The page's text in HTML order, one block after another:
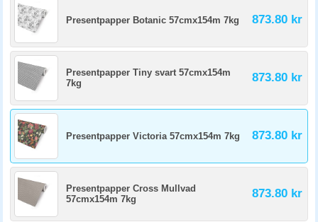
Presentpapper Botanic 57cmx154m 7kg 873.80 kr
Presentpapper Tiny svart 57cmx154m
7kg
873.80 kr
Presentpapper Victoria 57cmx154m 7kg 873.80 kr
Presentpapper Cross Mullvad
57cmx154m 7kg
873.80 kr